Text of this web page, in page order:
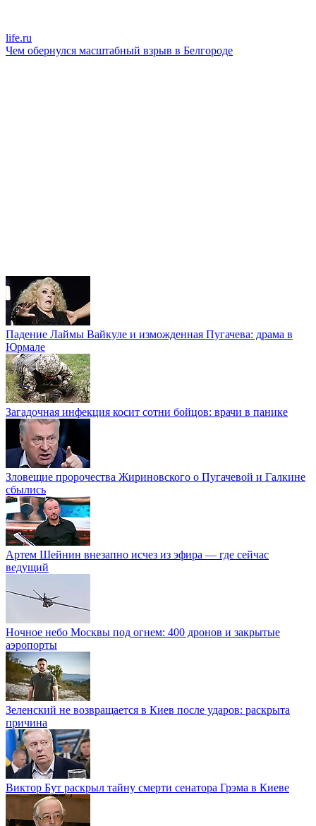
life.ru
Чем обернулся масштабный взрыв в Белгороде
Падение Лаймы Вайкуле и изможденная Пугачева: драма в
Юрмале
Загадочная инфекция косит сотни бойцов: врачи в панике
Зловещие пророчества Жириновского о Пугачевой и Галкине
сбылись
Артем Шейнин внезапно исчез из эфира — где сейчас
ведущий
Ночное небо Москвы под огнем: 400 дронов и закрытые
аэропорты
Зеленский не возвращается в Киев после ударов: раскрыта
причина
Виктор Бут раскрыл тайну смерти сенатора Грэма в Киеве